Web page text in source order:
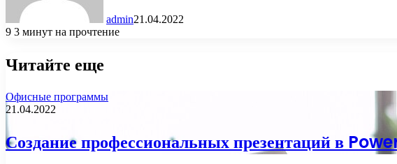
admin21.04.2022
9 3 минут на прочтение
Читайте еще
Офисные программы
21.04.2022
Создание профессиональных презентаций в